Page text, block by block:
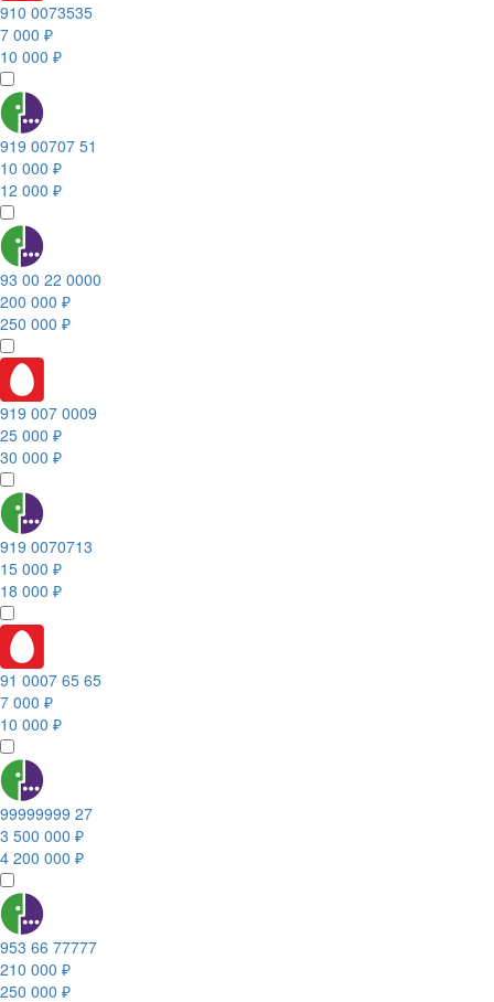
910 0073535
7 000 ₽
10 000 ₽
919 00707 51
10 000 ₽
12 000 ₽
93 00 22 0000
200 000 ₽
250 000 ₽
919 007 0009
25 000 ₽
30 000 ₽
919 0070713
15 000 ₽
18 000 ₽
91 0007 65 65
7 000 ₽
10 000 ₽
99999999 27
3 500 000 ₽
4 200 000 ₽
953 66 77777
210 000 ₽
250 000 ₽